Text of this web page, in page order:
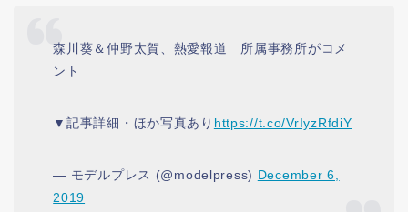
森川葵＆仲野太賀、熱愛報道 所属事務所がコメ
ント
▼記事詳細・ほか写真あり https://t.co/VrIyzRfdiY
— モデルプレス (@modelpress) December 6,
2019